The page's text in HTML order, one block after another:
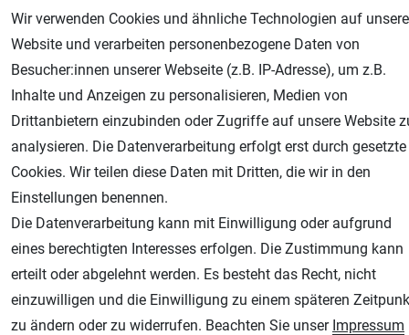
AGB Widerrufsrecht Datenschutz Impressum
Unsere weiteren Shops:
Airbrush-City
Fachhandel für: Airbrushpistolen, Kompressoren, Airbrushfarben
Modellbau-City
Modellbau Shop
Plotter-City
Wir verwenden Cookies und ähnliche Technologien auf
Website und verarbeiten personenbezogene Daten von
Besucher:innen unserer Webseite (z.B. IP-Adresse), um z.B.
Inhalte und Anzeigen zu personalisieren, Medien von
Drittanbietern einzubinden oder Zugriffe auf unsere Website
analysieren. Die Datenverarbeitung erfolgt erst durch gesetzte
Cookies. Wir teilen diese Daten mit Dritten, die wir in den
Einstellungen benennen.
Die Datenverarbeitung kann mit Einwilligung oder aufgrund
eines berechtigten Interesses erfolgen. Die Zustimmung kann
erteilt oder abgelehnt werden. Es besteht das Recht, nicht
einzuwilligen und die Einwilligung zu einem späteren
zu ändern oder zu widerrufen. Beachten Sie unser Impressum